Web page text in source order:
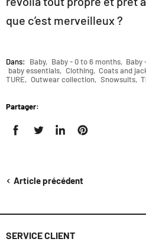
que c’est merveilleux ?
Dans: Baby, Baby - 0 to 6 months, Baby
baby essentials, Clothing, Coats and
TURE, Outwear collection, Snowsuits,
Partager:
Article précédent
SERVICE CLIENT